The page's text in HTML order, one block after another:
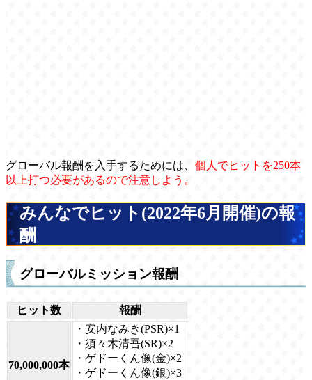
グローバル報酬を入手するためには、 個人でヒットを250本
以上打つ必要があるので注意しよう。
みんなでヒット(2022年6月開催)の報
酬
グローバルミッション報酬
ヒット数 報酬
70,000,000本
・安内なみき(PSR)×1
・須々木清吾(SR)×2
・ゲドーくん像(金)×2
・ゲドーくん像(銀)×3